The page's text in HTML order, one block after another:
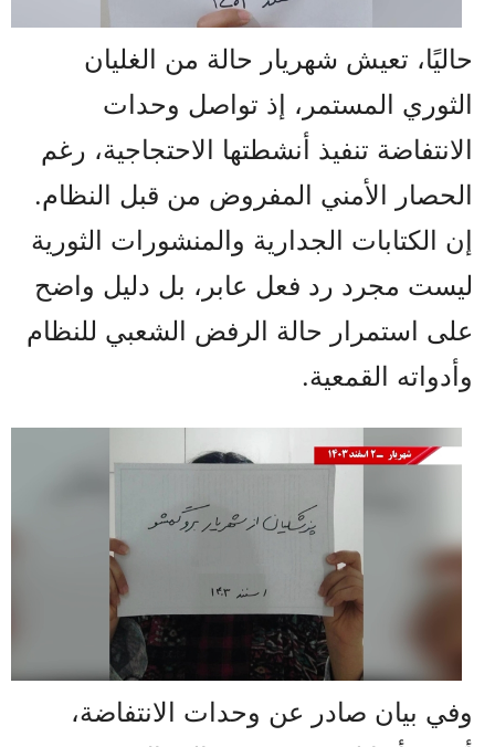
حاليًا، تعيش شهريار حالة من الغليان
الثوري المستمر، إذ تواصل وحدات
الانتفاضة تنفيذ أنشطتها الاحتجاجية، رغم
الحصار الأمني المفروض من قبل النظام.
إن الكتابات الجدارية والمنشورات الثورية
ليست مجرد رد فعل عابر، بل دليل واضح
على استمرار حالة الرفض الشعبي للنظام
وأدواته القمعية.
وفي بيان صادر عن وحدات الانتفاضة،